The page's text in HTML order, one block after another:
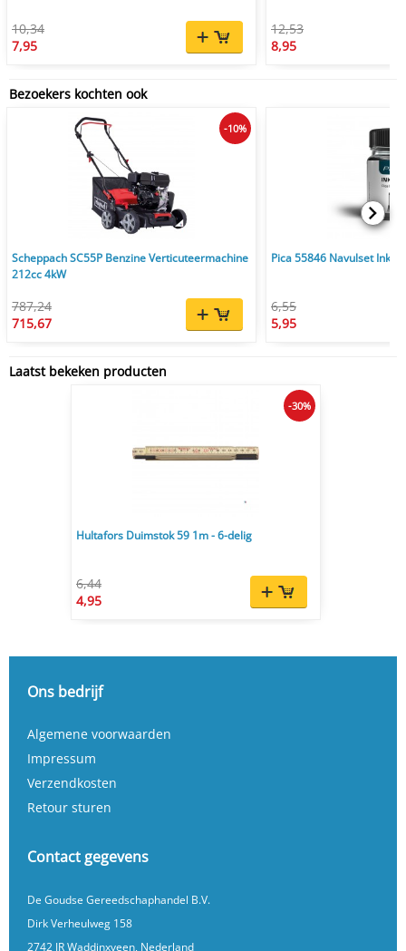
10,34
7,95
12,53
8,95
Bezoekers kochten ook
Scheppach SC55P Benzine Verticuteermachine
212cc 4kW
787,24
715,67
-10%
Pica 55846 Navulset Ink
6,55
5,95
Laatst bekeken producten
Hultafors Duimstok 59 1m - 6-delig
6,44
4,95
-30%
Ons bedrijf
Algemene voorwaarden
Impressum
Verzendkosten
Retour sturen
Contact gegevens
De Goudse Gereedschaphandel B.V.
Dirk Verheulweg 158
2742 JR Waddinxveen, Nederland